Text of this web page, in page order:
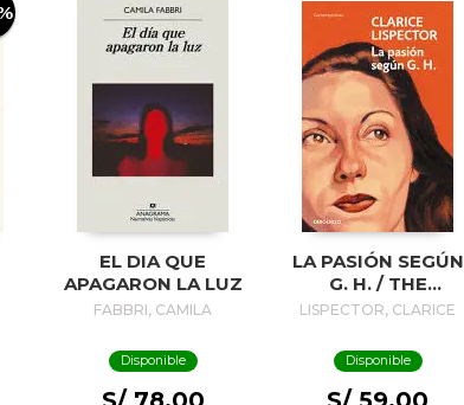
EL DIA QUE
APAGARON LA LUZ
FABBRI, CAMILA
Disponible
LA PASIÓN SEGÚN
G. H. / THE
PASSION
H.
LISPECTOR, CLARICE
Disponible